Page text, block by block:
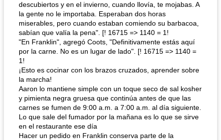
descubiertos y en el invierno, cuando llovía, te mojabas. A
la gente no le importaba. Esperaban dos horas
miserables, pero cuando estaban comiendo su barbacoa,
sabían que valía la pena". [! 16715 => 1140 = 1!
"En Franklin", agregó Coots, "Definitivamente estás aquí
por la carne. No es un lugar de lado". [! 16715 => 1140 =
1!
¡Esto es cocinar con los brazos cruzados, aprender sobre
la marcha!
Aaron lo mantiene simple con un toque seco de sal kosher
y pimienta negra gruesa que continúa antes de que las
carnes se fumen de 9:00 a.m. a 7:00 a.m. al día siguiente.
Lo que sale del fumador por la mañana es lo que se sirve
en el restaurante ese día
Hacer un pedido en Franklin conserva parte de la